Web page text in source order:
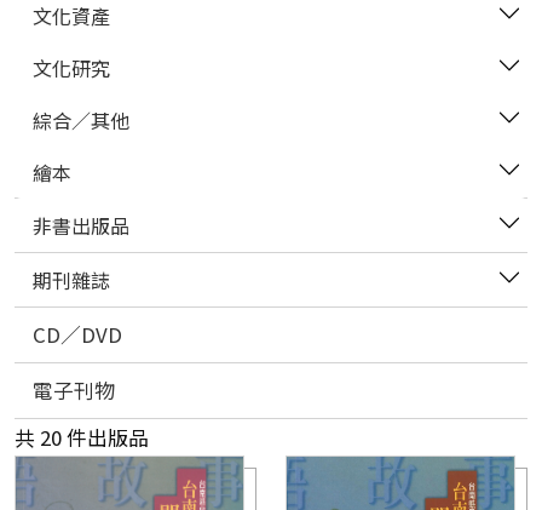
文化資產
文化研究
綜合／其他
繪本
非書出版品
期刊雜誌
CD／DVD
電子刊物
共 20 件出版品